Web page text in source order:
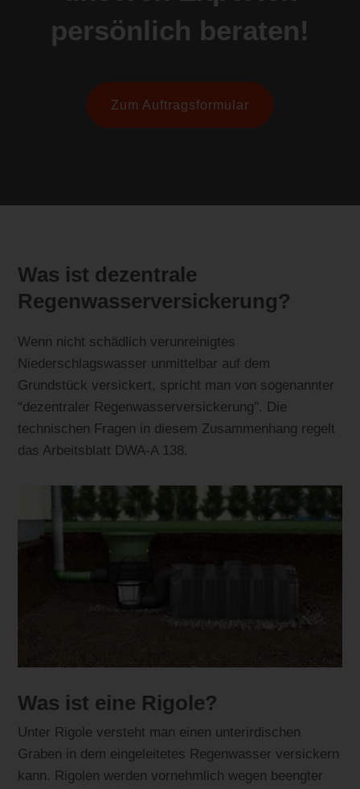
persönlich beraten!
Zum Auftragsformular
Was ist dezentrale
Regenwasserversickerung?
Wenn nicht schädlich verunreinigtes
Niederschlagswasser unmittelbar auf dem
Grundstück versickert, spricht man von sogenannter
“dezentraler Regenwasserversickerung”. Die
technischen Fragen in diesem Zusammenhang regelt
das Arbeitsblatt DWA-A 138.
Was ist eine Rigole?
Unter Rigole versteht man einen unterirdischen
Graben in dem eingeleitetes Regenwasser versickern
kann. Rigolen werden vornehmlich wegen beengter